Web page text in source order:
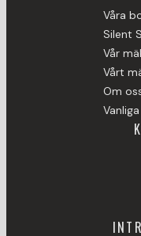
Våra
Silent
Vår
Vårt
Om